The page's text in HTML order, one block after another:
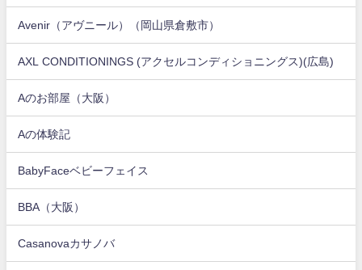
Avenir（アヴニール）（岡山県倉敷市）
AXL CONDITIONINGS (アクセルコンディショニングス)(広島)
Aのお部屋（大阪）
Aの体験記
BabyFaceベビーフェイス
BBA（大阪）
Casanovaカサノバ